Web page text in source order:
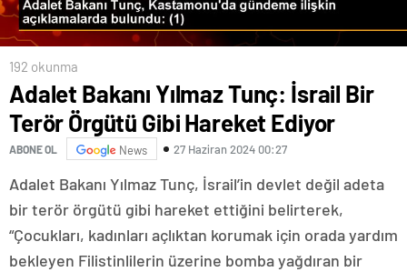
192 okunma
Adalet Bakanı Yılmaz Tunç: İsrail Bir
Terör Örgütü Gibi Hareket Ediyor
ABONE OL News 27 Haziran 2024 00:27
Adalet Bakanı Yılmaz Tunç, İsrail’in devlet değil adeta
bir terör örgütü gibi hareket ettiğini belirterek,
“Çocukları, kadınları açlıktan korumak için orada yardım
bekleyen Filistinlilerin üzerine bomba yağdıran bir